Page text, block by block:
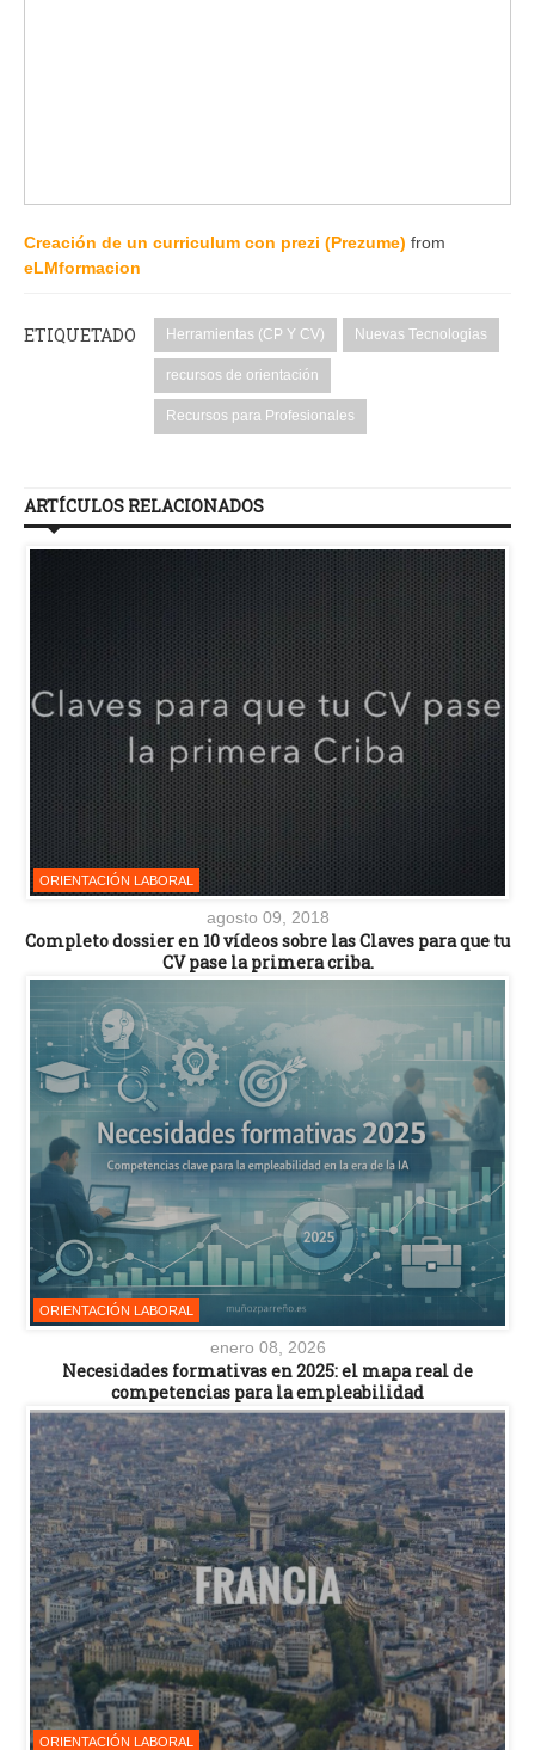
Creación de un curriculum con prezi (Prezume) from
eLMformacion
ETIQUETADO Herramientas (CP Y CV) Nuevas Tecnologias
recursos de orientación
Recursos para Profesionales
ARTÍCULOS RELACIONADOS
ORIENTACIÓN LABORAL
agosto 09, 2018
Completo dossier en 10 vídeos sobre las Claves para que tu
CV pase la primera criba.
ORIENTACIÓN LABORAL
enero 08, 2026
Necesidades formativas en 2025: el mapa real de
competencias para la empleabilidad
ORIENTACIÓN LABORAL